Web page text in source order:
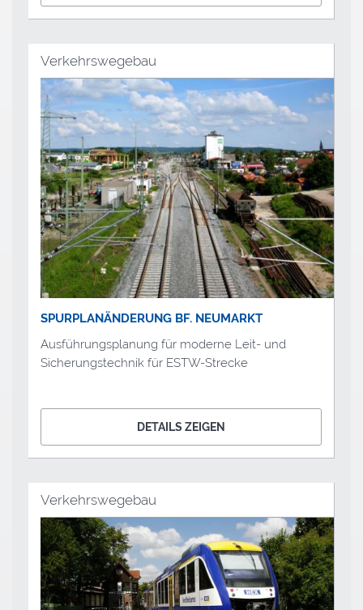
Verkehrswegebau
SPURPLANÄNDERUNG BF. NEUMARKT
Ausführungsplanung für moderne Leit- und
Sicherungstechnik für ESTW-Strecke
DETAILS ZEIGEN
Verkehrswegebau